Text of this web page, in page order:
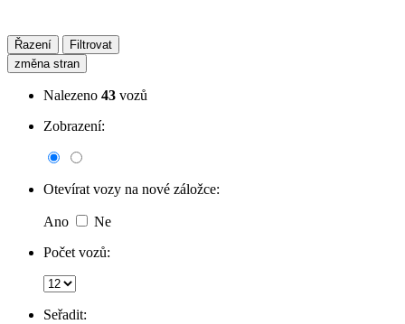
Řazení
Filtrovat
změna stran
Nalezeno 43 vozů
Zobrazení:
Otevírat vozy na nové záložce:
Ano
Ne
Počet vozů:
Seřadit: